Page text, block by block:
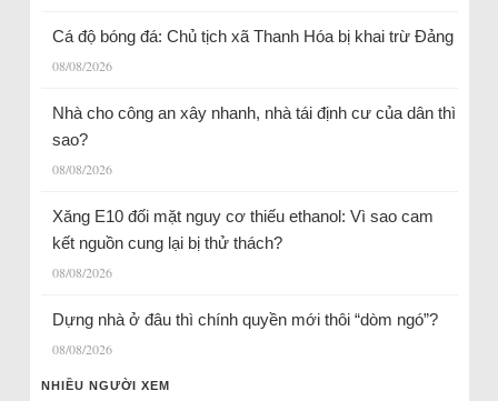
Cá độ bóng đá: Chủ tịch xã Thanh Hóa bị khai trừ Đảng
08/08/2026
Nhà cho công an xây nhanh, nhà tái định cư của dân thì
sao?
08/08/2026
Xăng E10 đối mặt nguy cơ thiếu ethanol: Vì sao cam
kết nguồn cung lại bị thử thách?
08/08/2026
Dựng nhà ở đâu thì chính quyền mới thôi “dòm ngó”?
08/08/2026
NHIỀU NGƯỜI XEM